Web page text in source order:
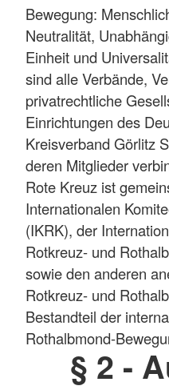
Bewegung:
Neutralität,
Einheit und
sind alle Verbände,
privatrechtliche
Einrichtungen des
Kreisverband Görlitz
deren Mitglieder
Rote Kreuz ist
Internationalen
(IKRK), der
Rotkreuz- und
sowie den anderen
Rotkreuz- und
Bestandteil der
Rothalbmond-
§ 2 -